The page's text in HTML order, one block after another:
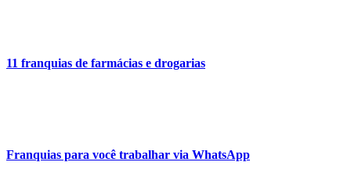
11 franquias de farmácias e drogarias
Franquias para você trabalhar via WhatsApp